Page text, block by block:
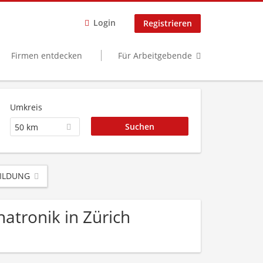
Login Registrieren
Firmen entdecken Für Arbeitgebende
Umkreis
50 km
in Zürich